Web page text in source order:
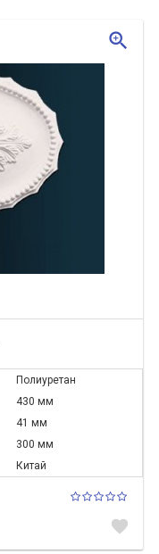
Полиуретан
430 мм
41 мм
300 мм
Китай
favorite
zoom_in